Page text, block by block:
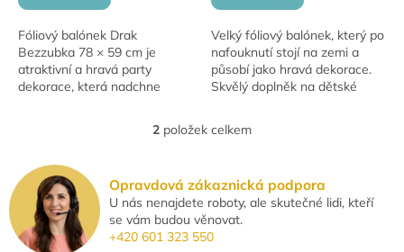
Fóliový balónek Drak
Bezzubka 78 × 59 cm je
atraktivní a hravá party
dekorace, která nadchne
Skvěle se hodí na dětské
Velký fóliový balónek, který po
nafouknutí stojí na zemi a
působí jako hravá dekorace.
Skvělý doplněk na dětské
O
á
d
a
c
2 položek celkem
Opravdová zákaznická podpora
U nás nenajdete roboty, ale skutečné lidi, kteří
se vám budou věnovat.
+420 601 323 550